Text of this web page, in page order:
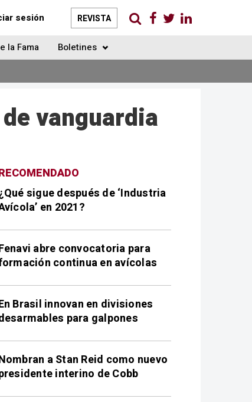
REVISTA
sesión
la Fama Boletines
vanguardia
sigue después de ‘Industria
en 2021?
abre convocatoria para
continua en avícolas
Brasil innovan en divisiones
para galpones
a Stan Reid como nuevo
interino de Cobb